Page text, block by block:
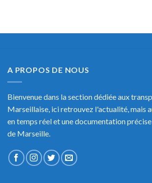
A PROPOS DE NOUS
Bienvenue dans la section dédiée aux
Marseillaise, ici retrouvez l'actualité, mais
en temps réel et une documentation
de Marseille.